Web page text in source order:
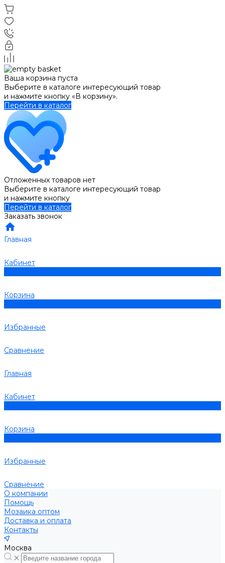
Ваша корзина пуста
Выберите в каталоге интересующий товар
и нажмите кнопку «В корзину».
Перейти в каталог
Отложенных товаров нет
Выберите в каталоге интересующий товар
и нажмите кнопку
Перейти в каталог
Заказать звонок
Главная
Кабинет
Корзина
Избранные
Сравнение
Главная
Кабинет
Корзина
Избранные
Сравнение
О компании
Помощь
Мозаика оптом
Доставка и оплата
Контакты
Москва